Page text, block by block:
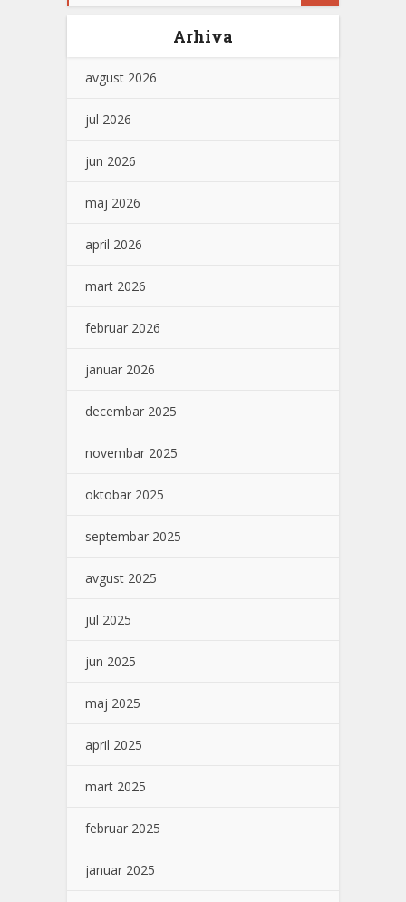
Arhiva
avgust 2026
jul 2026
jun 2026
maj 2026
april 2026
mart 2026
februar 2026
januar 2026
decembar 2025
novembar 2025
oktobar 2025
septembar 2025
avgust 2025
jul 2025
jun 2025
maj 2025
april 2025
mart 2025
februar 2025
januar 2025